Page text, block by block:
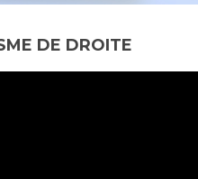
DE DROITE